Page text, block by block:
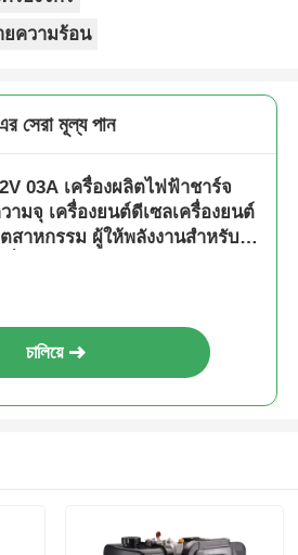
ยความร้อน
সেরা মূল্য পান
03A เครื่องผลิตไฟฟ้าชาร์จ
ามจุ เครื่องยนต์ดีเซลเครื่องยนต์
สาหกรรม ผู้ให้พลังงานสําหรับ
চালিয়ে